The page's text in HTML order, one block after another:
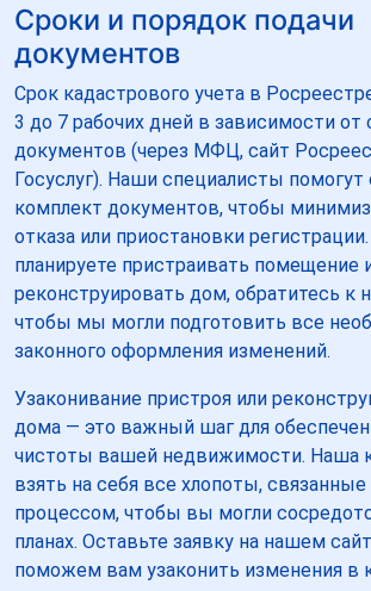
Сроки и порядок подачи
документов
Срок кадастрового учета в
3 до 7 рабочих дней в зависимости от
документов (через МФЦ, сайт
Госуслуг). Наши специалисты
комплект документов, чтобы
отказа или приостановки
планируете пристраивать помещение
реконструировать дом, обратитесь к
чтобы мы могли подготовить все
законного оформления изменений.
Узаконивание пристроя или
дома — это важный шаг для
чистоты вашей недвижимости. Наша
взять на себя все хлопоты,
процессом, чтобы вы могли
планах. Оставьте заявку на нашем
поможем вам узаконить изменения в